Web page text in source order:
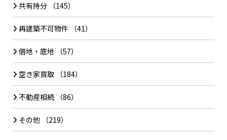
共有持分 （145）
再建築不可物件 （41）
借地・底地 （57）
空き家買取 （184）
不動産相続（86）
その他 （219）